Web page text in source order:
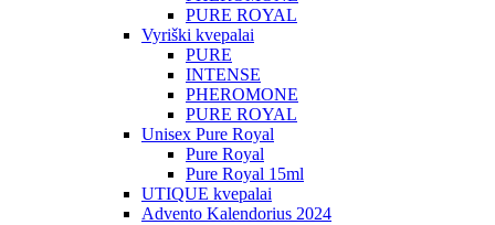
PURE ROYAL
Vyriški kvepalai
PURE
INTENSE
PHEROMONE
PURE ROYAL
Unisex Pure Royal
Pure Royal
Pure Royal 15ml
UTIQUE kvepalai
Advento Kalendorius 2024